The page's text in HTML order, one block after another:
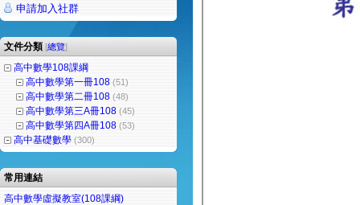
申請加入社群
文件分類 [總覽]
高中數學108課綱
高中數學第一冊108 (51)
高中數學第二冊108 (48)
高中數學第三A冊108 (45)
高中數學第四A冊108 (53)
高中基礎數學 (300)
常用連結
高中數學虛擬教室(108課綱)